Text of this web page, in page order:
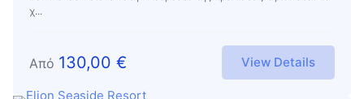
χ...
Από 130,00 € View Details